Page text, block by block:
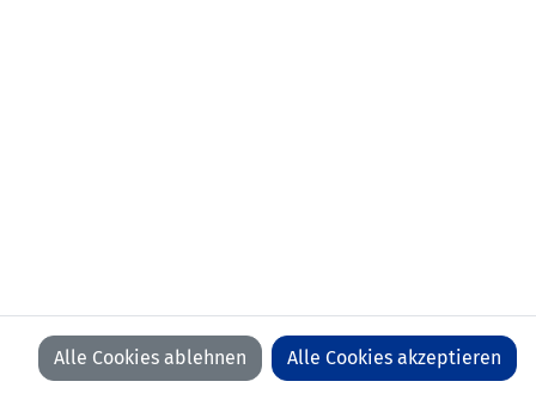
Alle Cookies ablehnen Alle Cookies akzeptieren